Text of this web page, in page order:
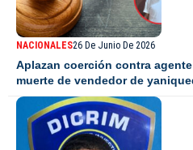
NACIONALES26 De Junio De 2026
Aplazan coerción contra
muerte de vendedor de